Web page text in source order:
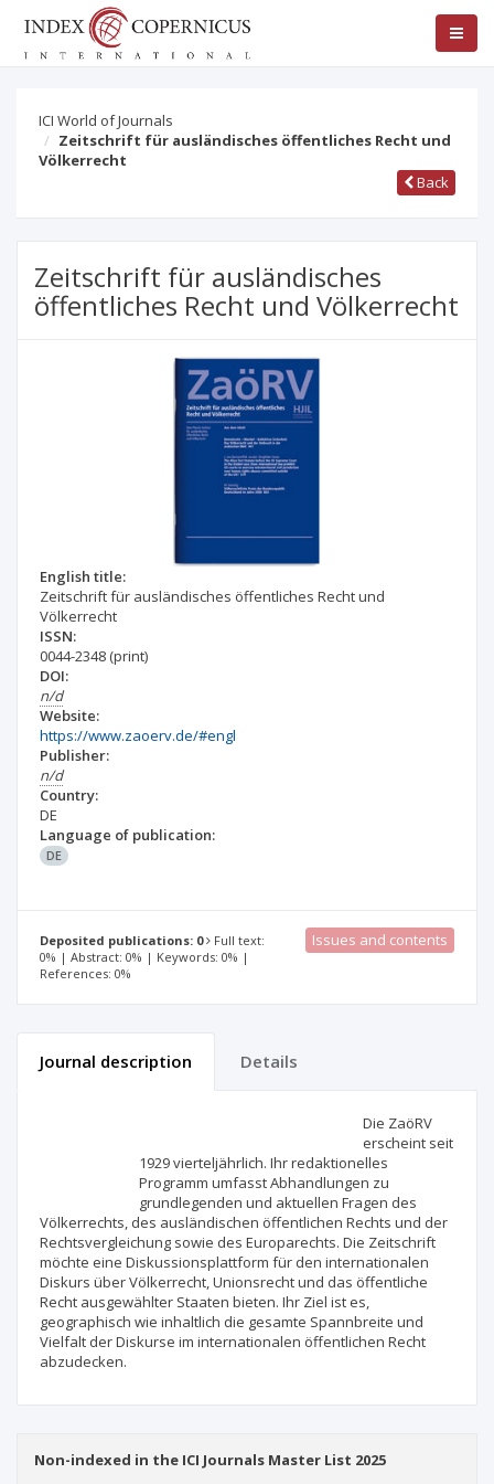
ICI World of Journals
Zeitschrift für ausländisches öffentliches Recht und
Völkerrecht
Back
Zeitschrift für ausländisches
öffentliches Recht und Völkerrecht
English title:
Zeitschrift für ausländisches öffentliches Recht und
Völkerrecht
ISSN:
0044-2348 (print)
DOI:
n/d
Website:
https://www.zaoerv.de/#engl
Publisher:
n/d
Country:
DE
Language of publication:
DE
Deposited publications: 0
Full text:
0% | Abstract: 0% | Keywords: 0% |
References: 0%
Issues and contents
Journal description Details
Die ZaöRV
erscheint seit
1929 vierteljährlich. Ihr redaktionelles
Programm umfasst Abhandlungen zu
grundlegenden und aktuellen Fragen des
Völkerrechts, des ausländischen öffentlichen Rechts und der
Rechtsvergleichung sowie des Europarechts. Die Zeitschrift
möchte eine Diskussionsplattform für den internationalen
Diskurs über Völkerrecht, Unionsrecht und das öffentliche
Recht ausgewählter Staaten bieten. Ihr Ziel ist es,
geographisch wie inhaltlich die gesamte Spannbreite und
Vielfalt der Diskurse im internationalen öffentlichen Recht
abzudecken.
Non-indexed in the ICI Journals Master List 2025